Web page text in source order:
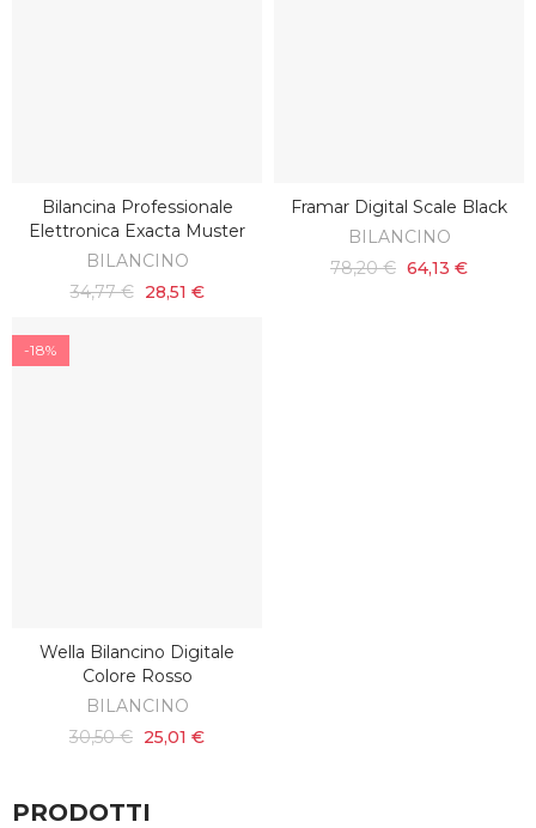
SCOPRI
Bilancina Professionale
Elettronica Exacta Muster
BILANCINO
34,77 € 28,51 €
AGGIUNGI AL CARRELLO
Framar Digital Scale Black
BILANCINO
78,20 € 64,13 €
-18%
AGGIUNGI AL CARRELLO
Wella Bilancino Digitale
Colore Rosso
BILANCINO
30,50 € 25,01 €
PRODOTTI